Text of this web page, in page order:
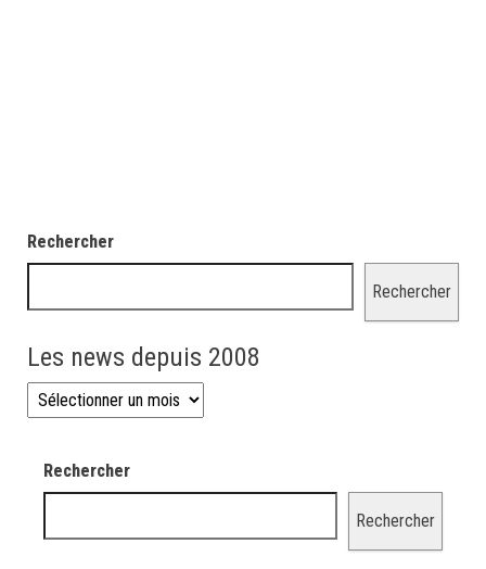
Rechercher
Rechercher
Les news depuis 2008
Les news depuis 2008
Rechercher
Rechercher